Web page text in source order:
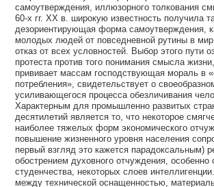
самоутверждения, иллюзорного толкования
60-х гг. XX в. широкую известность получила
дезориентирующая форма самоутверждения,
молодых людей от повседневной рутины в
отказ от всех условностей. Выбор этого пути
протеста против того понимания смысла
прививает массам господствующая мораль в
потребления», свидетельствует о
усиливающегося процесса обезличивания
Характерным для промышленно развитых
десятилетий является то, что некоторое
наиболее тяжелых форм экономического
повышение жизненного уровня населения
первый взгляд это кажется парадоксальным)
обострением духовного отчуждения,
студенчества, некоторых слоев
между технической оснащенностью,